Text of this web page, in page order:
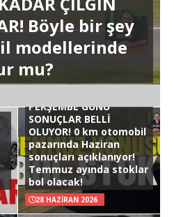
Böyle bir şey
modellerinde
mu?
PERŞEMBE GÜNÜ
SONUÇLAR BELLİ
OLUYOR! 0 km otomobil
pazarında Haziran
sonuçları açıklanıyor!
Temmuz ayında stoklar
bol olacak!
28 HAZIRAN 2026